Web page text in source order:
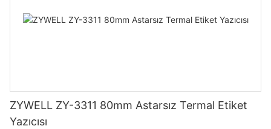
ZYWELL ZY-3311 80mm Astarsız Termal Etiket
Yazıcısı